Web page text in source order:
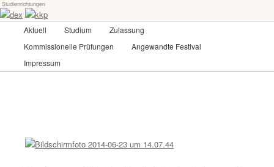
Skip
to
primary
contentdex-kkp
Universität für angewandte Kunst Wien
Studienrichtungen
Aktuell Studium
Zulassung
Kommissionelle Prüfungen
Angewandte Festival
Impressum